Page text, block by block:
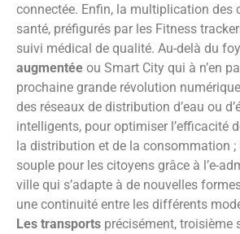
connectée. Enfin, la multiplication des
santé, préfigurés par les Fitness
suivi médical de qualité. Au-delà du
augmentée ou Smart City qui à n’en
prochaine grande révolution
des réseaux de distribution d’eau ou
intelligents, pour optimiser l’efficacité
la distribution et de la consommation ;
souple pour les citoyens grâce à l’e-
ville qui s’adapte à de nouvelles
une continuité entre les différents
Les transports précisément, troisième